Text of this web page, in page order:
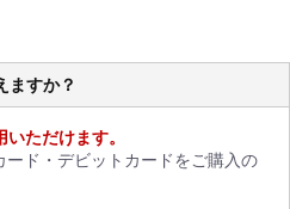
ますか？
ただけます。
ード・デビットカードをご購入の